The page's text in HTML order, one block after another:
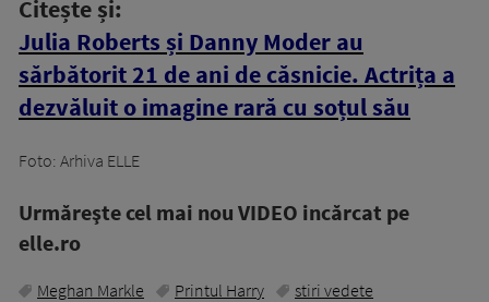
Citește și:
Julia Roberts și Danny Moder au
sărbătorit 21 de ani de căsnicie. Actrița a
dezvăluit o imagine rară cu soțul său
Foto: Arhiva ELLE
Urmăreşte cel mai nou VIDEO incărcat pe
elle.ro
Meghan Markle Printul Harry stiri vedete